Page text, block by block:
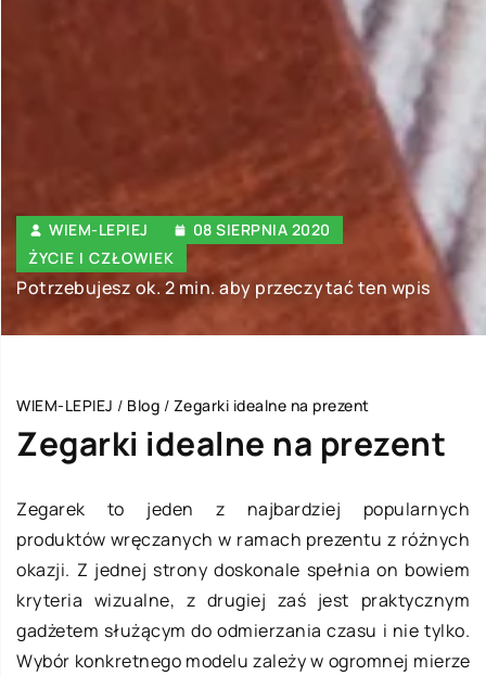
WIEM-LEPIEJ
08 SIERPNIA 2020
ŻYCIE I CZŁOWIEK
Potrzebujesz ok. 2 min. aby przeczytać ten wpis
WIEM-LEPIEJ / Blog / Zegarki idealne na prezent
Zegarki idealne na prezent
Zegarek to jeden z najbardziej popularnych
produktów wręczanych w ramach prezentu z różnych
okazji. Z jednej strony doskonale spełnia on bowiem
kryteria wizualne, z drugiej zaś jest praktycznym
gadżetem służącym do odmierzania czasu i nie tylko.
Wybór konkretnego modelu zależy w ogromnej mierze